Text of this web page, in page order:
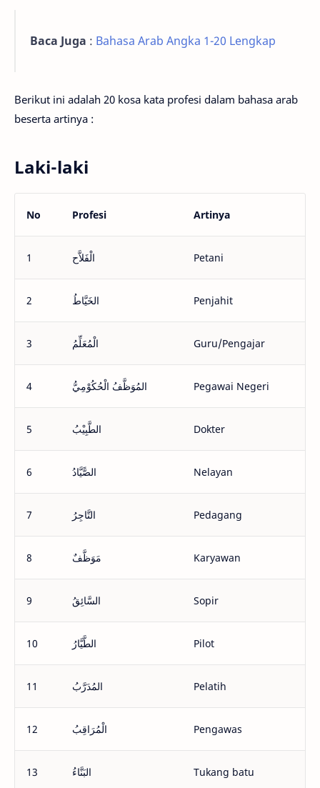
Baca Juga : Bahasa Arab Angka 1-20 Lengkap
Berikut ini adalah 20 kosa kata profesi dalam bahasa arab
beserta artinya :
Laki-laki
No Profesi Artinya
1 الْفَلاَّح Petani
2 الخَيَّاطُ Penjahit
3 الْمُعَلِّمُ Guru/Pengajar
4 المُوَظَّفُ الْحُكُوْمِيُّ Pegawai Negeri
5 الطَّبِيْبُ Dokter
6 الصًّيَّادُ Nelayan
7 التَّاجِرُ Pedagang
8 مَوَظَّفٌ Karyawan
9 السَّائِقُ Sopir
10 الطَّيَّارُ Pilot
11 المُدَرَّبُ Pelatih
12 الْمُرَاقِبُ Pengawas
13 البَنَّاءُ Tukang batu